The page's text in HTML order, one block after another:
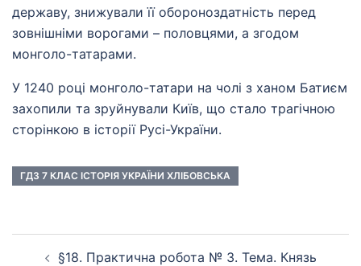
державу, знижували її обороноздатність перед
зовнішніми ворогами – половцями, а згодом
монголо-татарами.
У 1240 році монголо-татари на чолі з ханом Батиєм
захопили та зруйнували Київ, що стало трагічною
сторінкою в історії Русі-України.
ГДЗ 7 КЛАС ІСТОРІЯ УКРАЇНИ ХЛІБОВСЬКА
§18. Практична робота № 3. Тема. Князь